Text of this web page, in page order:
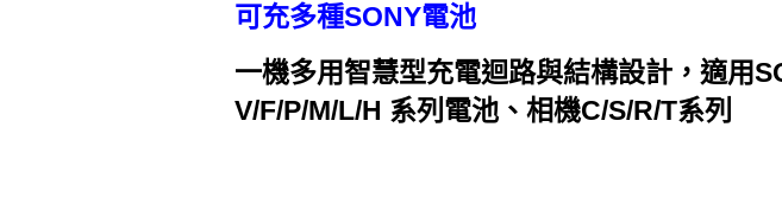
可充多種SONY電池
一機多用智慧型充電迴路與結構設計，適用
V/F/P/M/L/H 系列電池、相機C/S/R/T系列